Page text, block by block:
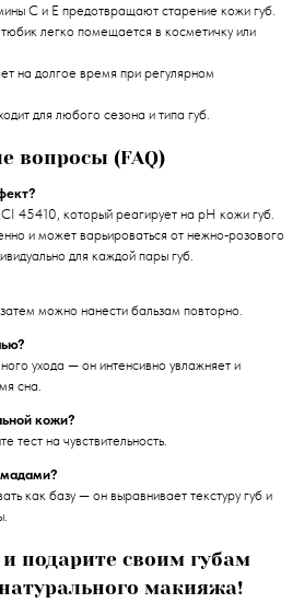
C и E предотвращают старение кожи губ.
легко помещается в косметичку или
на долгое время при регулярном
для любого сезона и типа губ.
вопросы (FAQ)
45410, который реагирует на pH кожи губ.
и может варьироваться от нежно‑розового
для каждой пары губ.
можно нанести бальзам повторно.
ухода — он интенсивно увлажняет и
сна.
кожи?
тест на чувствительность.
как базу — он выравнивает текстуру губ и
подарите своим губам
макияжа!